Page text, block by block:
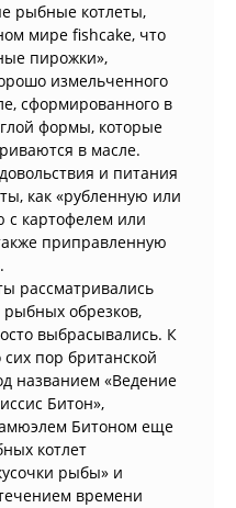
рыбные котлеты,
мире fishcake, что
пирожки»,
измельченного
сформированного в
формы, которые
в масле.
и питания
как «рубленную или
картофелем или
приправленную
рассматривались
рыбных обрезков,
выбрасывались. К
пор британской
названием «Ведение
Битон»,
Битоном еще
котлет
рыбы» и
времени